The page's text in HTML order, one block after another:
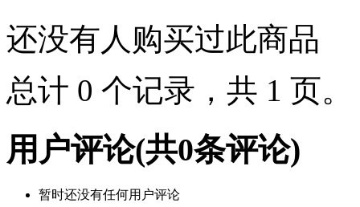
还没有人购买过此商品
总计 0 个记录，共 1 页。
用户评论(共0条评论)
暂时还没有任何用户评论